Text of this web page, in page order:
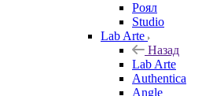
Роял
Studio
Lab Arte
Назад
Lab Arte
Authentica
Angle